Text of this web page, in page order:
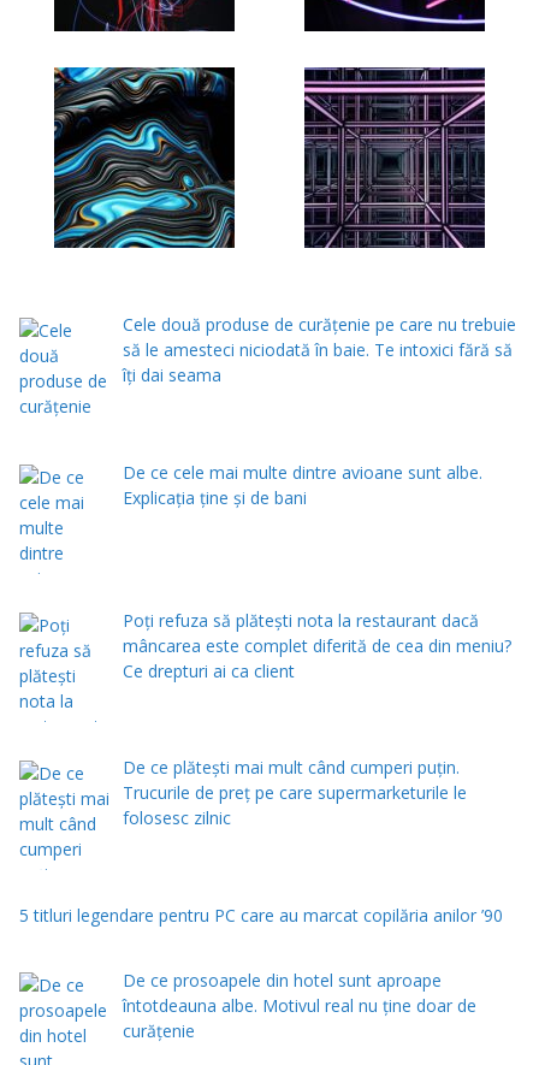
Cele două produse de curăţenie pe care nu trebuie
să le amesteci niciodată în baie. Te intoxici fără să
îţi dai seama
De ce cele mai multe dintre avioane sunt albe.
Explicația ține și de bani
Poți refuza să plătești nota la restaurant dacă
mâncarea este complet diferită de cea din meniu?
Ce drepturi ai ca client
De ce plătești mai mult când cumperi puțin.
Trucurile de preț pe care supermarketurile le
folosesc zilnic
5 titluri legendare pentru PC care au marcat copilăria anilor ’90
De ce prosoapele din hotel sunt aproape
întotdeauna albe. Motivul real nu ține doar de
curățenie